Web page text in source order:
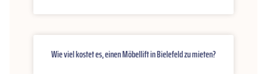
Wie viel kostet es, einen Möbellift in Bielefeld zu mieten?